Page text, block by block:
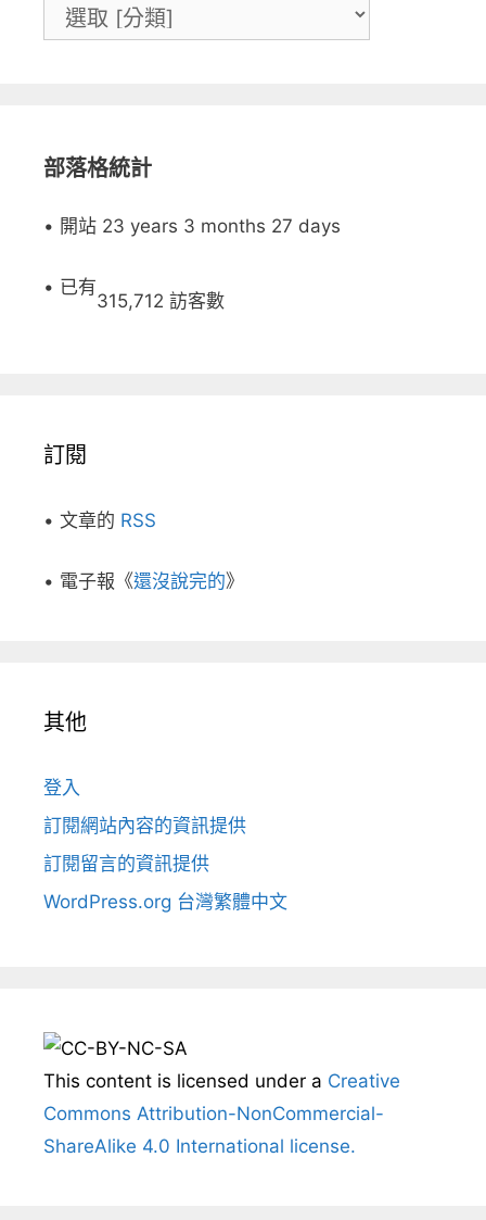
部落格統計
• 開站 23 years 3 months 27 days
• 已有
315,712 訪客數
訂閱
• 文章的 RSS
• 電子報《還沒說完的》
其他
登入
訂閱網站內容的資訊提供
訂閱留言的資訊提供
WordPress.org 台灣繁體中文
This content is licensed under a Creative
Commons Attribution-NonCommercial-
ShareAlike 4.0 International license.